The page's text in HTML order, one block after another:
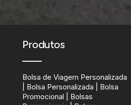
Produtos
Bolsa de Viagem Personalizada
| Bolsa Personalizada | Bolsa
Promocional | Bolsas